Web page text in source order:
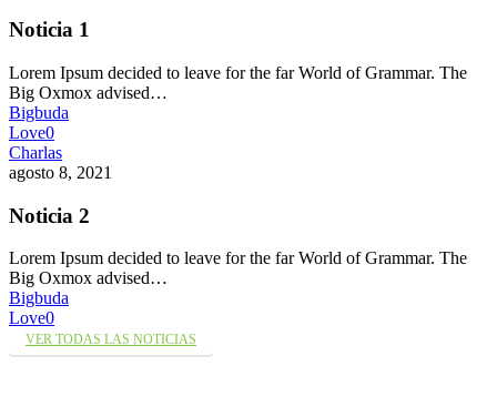
Noticia 1
Lorem Ipsum decided to leave for the far World of Grammar. The
Big Oxmox advised…
Bigbuda
Love0
Charlas
agosto 8, 2021
Noticia 2
Lorem Ipsum decided to leave for the far World of Grammar. The
Big Oxmox advised…
Bigbuda
Love0
VER TODAS LAS NOTICIAS